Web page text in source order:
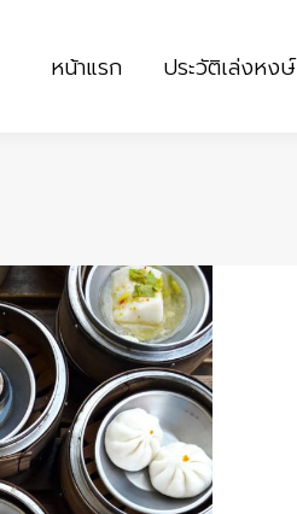
หน้าแรก ประวัติเล่งหงษ์